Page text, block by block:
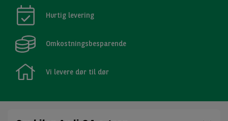
Hurtig levering
Omkostningsbesparende
Vi levere dør til dør